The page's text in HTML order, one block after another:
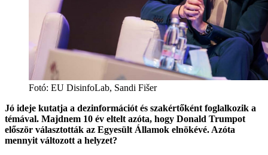
Fotó: EU DisinfoLab, Sandi Fišer
Jó ideje kutatja a dezinformációt és szakértőként foglalkozik a
témával. Majdnem 10 év eltelt azóta, hogy Donald Trumpot
először választották az Egyesült Államok elnökévé. Azóta
mennyit változott a helyzet?